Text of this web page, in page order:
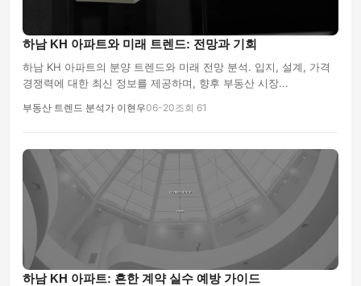
하남 KH 아파트와 미래 트렌드: 전망과 기회
하남 KH 아파트의 분양 트렌드와 미래 전망 분석. 입지, 설계, 가격
경쟁력에 대한 최신 정보를 제공하며, 향후 부동산 시장...
부동산 트렌드 분석가 이현우06-20조회 61
하남 KH 아파트: 흔한 계약 실수 예방 가이드